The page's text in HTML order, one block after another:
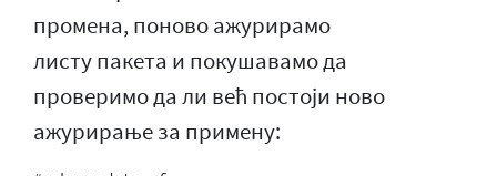
промена, поново ажурирамо
листу пакета и покушавамо да
проверимо да ли већ постоји ново
ажурирање за примену: